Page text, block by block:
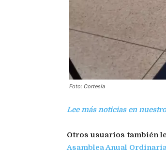
Foto: Cortesía
Lee más noticias en
Otros usuarios también
Asamblea Anual